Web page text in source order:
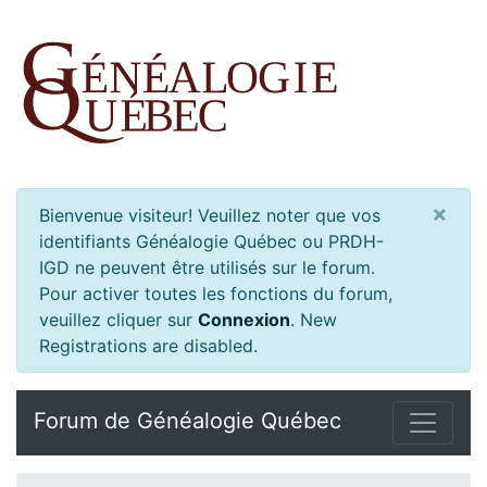
Bienvenue visiteur! Veuillez noter que vos
identifiants Généalogie Québec ou PRDH-
IGD ne peuvent être utilisés sur le forum.
Pour activer toutes les fonctions du forum,
veuillez cliquer sur Connexion. New
Registrations are disabled.
×
Forum de Généalogie Québec